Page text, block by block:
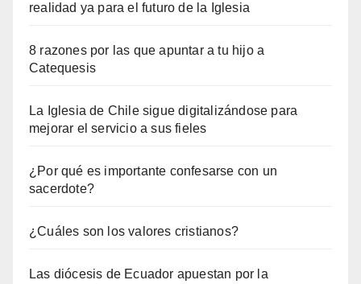
realidad ya para el futuro de la Iglesia
8 razones por las que apuntar a tu hijo a
Catequesis
La Iglesia de Chile sigue digitalizándose para
mejorar el servicio a sus fieles
¿Por qué es importante confesarse con un
sacerdote?
¿Cuáles son los valores cristianos?
Las diócesis de Ecuador apuestan por la